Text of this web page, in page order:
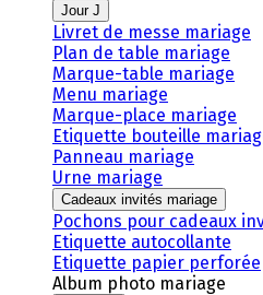
Jour J
Livret de messe mariage
Plan de table mariage
Marque-table mariage
Menu mariage
Marque-place mariage
Etiquette bouteille
Panneau mariage
Urne mariage
Cadeaux invités mariage
Pochons pour cadeaux
Etiquette autocollante
Etiquette papier perforée
Album photo mariage